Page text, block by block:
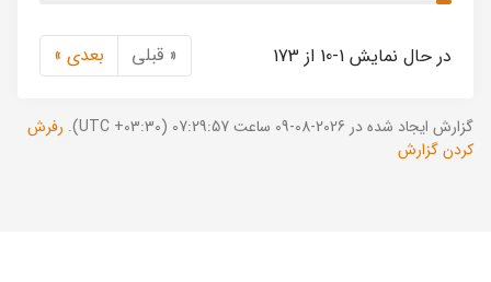
در حال نمایش 1-10 از 173 « قبلی بعدی »
گزارش ایجاد شده در 2026-08-09 ساعت 07:29:57 (UTC +03:30).
رفرش
کردن گزارش